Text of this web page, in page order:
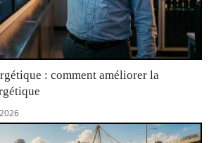
: comment améliorer la